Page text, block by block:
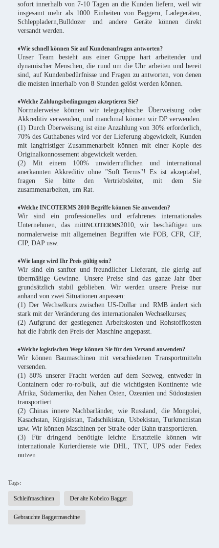
sofort innerhalb von 7-10 Tagen an die Kunden liefern, weil wir
insgesamt mehr als 1000 Einheiten von Baggern, Ladegeräten,
Schleppladern,Bulldozer und andere Geräte können direkt
versandt werden.
♦Wie schnell können Sie auf Kundenanfragen antworten?
Unser Team besteht aus einer Gruppe hart arbeitender und
dynamischer Menschen, die rund um die Uhr arbeiten und bereit
sind, auf Kundenbedürfnisse und Fragen zu antworten, von denen
die meisten innerhalb von 8 Stunden gelöst werden können.
♦Welche Zahlungsbedingungen akzeptieren Sie?
Normalerweise können wir telegraphische Überweisung oder
Akkreditiv verwenden, und manchmal können wir DP verwenden.
(1) Durch Überweisung ist eine Anzahlung von 30% erforderlich,
70% des Guthabenes wird vor der Lieferung abgewickelt, Kunden
mit langfristiger Zusammenarbeit können mit einer Kopie des
Originalkonnossement abgewickelt werden.
(2) Mit einem 100% unwiderruflichen und international
anerkannten Akkreditiv ohne "Soft Terms"! Es ist akzeptabel,
fragen Sie bitte den Vertriebsleiter, mit dem Sie
zusammenarbeiten, um Rat.
♦Welche INCOTERMS 2010 Begriffe können Sie anwenden?
Wir sind ein professionelles und erfahrenes internationales
Unternehmen, das mitINCOTERMS2010, wir beschäftigen uns
normalerweise mit allgemeinen Begriffen wie FOB, CFR, CIF,
CIP, DAP usw.
♦Wie lange wird Ihr Preis gültig sein?
Wir sind ein sanfter und freundlicher Lieferant, nie gierig auf
übermäßige Gewinne. Unsere Preise sind das ganze Jahr über
grundsätzlich stabil geblieben. Wir werden unsere Preise nur
anhand von zwei Situationen anpassen:
(1) Der Wechselkurs zwischen US-Dollar und RMB ändert sich
stark mit der Veränderung des internationalen Wechselkurses;
(2) Aufgrund der gestiegenen Arbeitskosten und Rohstoffkosten
hat die Fabrik den Preis der Maschine angepasst.
♦Welche logistischen Wege können Sie für den Versand anwenden?
Wir können Baumaschinen mit verschiedenen Transportmitteln
versenden.
(1) 80% unserer Fracht werden auf dem Seeweg, entweder in
Containern oder ro-ro/bulk, auf die wichtigsten Kontinente wie
Afrika, Südamerika, den Nahen Osten, Ozeanien und Südostasien
transportiert.
(2) Chinas innere Nachbarländer, wie Russland, die Mongolei,
Kasachstan, Kirgisistan, Tadschikistan, Usbekistan, Turkmenistan
usw. Wir können Maschinen per Straße oder Bahn transportieren.
(3) Für dringend benötigte leichte Ersatzteile können wir
internationale Kurierdienste wie DHL, TNT, UPS oder Fedex
nutzen.
Tags:
Schleifmaschinen Der alte Kobelco Bagger
Gebrauchte Baggermaschine